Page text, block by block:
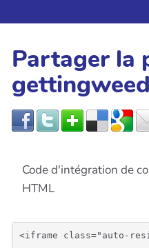
Partager la
Code d'intégration de
HTML